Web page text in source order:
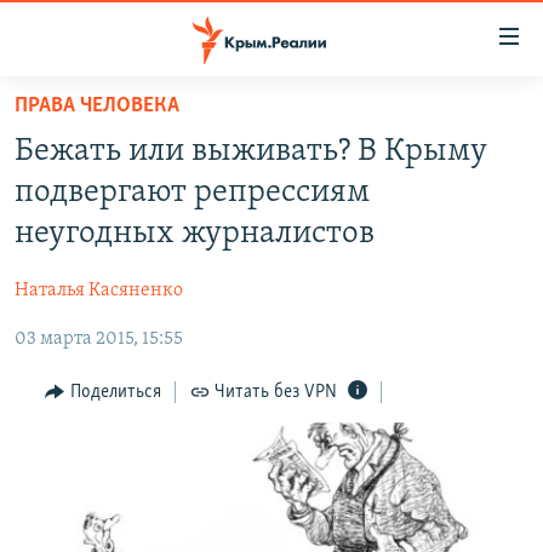
Вернуться
основному
содержанию
главной
Вернутся
поиску
ЕЩЕ
ИНТЕРАКТИВ
ИНФОГРАФИКА
ПРОПАВШИЕ БЕЗ ВЕСТИ
РАДІО СВОБОДА
КАК ОБОЙТИ БЛОКИРОВКУ
ПРАВА ЧЕЛОВЕКА
Бежать или выживать? В Крыму
подвергают репрессиям
неугодных журналистов
Наталья Касяненко
03 марта 2015, 15:55
Поделиться Читать без VPN